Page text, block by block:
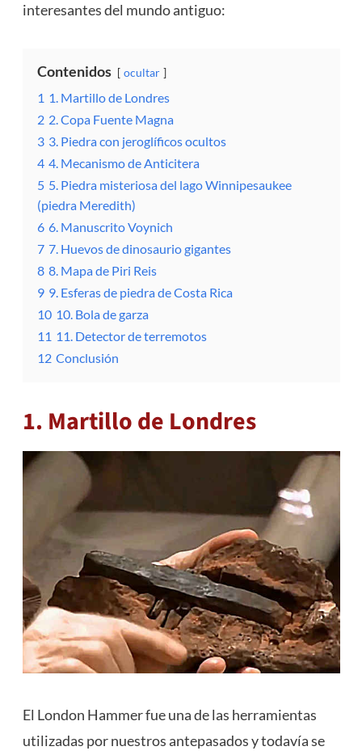
interesantes del mundo antiguo:
Contenidos ocultar
1 1. Martillo de Londres
2 2. Copa Fuente Magna
3 3. Piedra con jeroglíficos ocultos
4 4. Mecanismo de Anticitera
5 5. Piedra misteriosa del lago Winnipesaukee
(piedra Meredith)
6 6. Manuscrito Voynich
7 7. Huevos de dinosaurio gigantes
8 8. Mapa de Piri Reis
9 9. Esferas de piedra de Costa Rica
10 10. Bola de garza
11 11. Detector de terremotos
12 Conclusión
1. Martillo de Londres
El London Hammer fue una de las herramientas
utilizadas por nuestros antepasados ​​y todavía se